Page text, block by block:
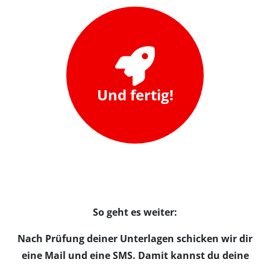
Und fertig!
So geht es weiter:
Nach Prüfung deiner Unterlagen schicken wir dir
eine Mail und eine SMS. Damit kannst du deine